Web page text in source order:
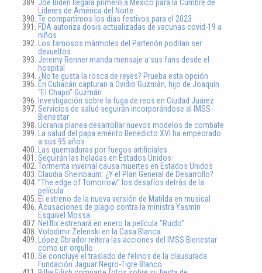
Joe Biden llegará primero a México para la Cumbre de
Líderes de América del Norte
Te compartimos los días festivos para el 2023
FDA autoriza dosis actualizadas de vacunas covid-19 a
niños
Los famosos mármoles del Partenón podrían ser
devueltos
Jeremy Renner manda mensaje a sus fans desde el
hospital
¿No te gusta la rosca de reyes? Prueba esta opción
En Culiacán capturan a Ovidio Guzmán, hijo de Joaquín
“El Chapo” Guzmán
Investigación sobre la fuga de reos en Ciudad Juárez
Servicios de salud seguirán incorporándose al IMSS-
Bienestar
Ucrania planea desarrollar nuevos modelos de combate
La salud del papa emérito Benedicto XVI ha empeorado
a sus 95 años
Las quemaduras por fuegos artificiales
Seguirán las heladas en Estados Unidos
Tormenta invernal causa muertes en Estados Unidos
Claudia Sheinbaum: ¿Y el Plan General de Desarrollo?
”The edge of Tomorrow” los desafíos detrás de la
película
El estreno de la nueva versión de Matilda en musical
Acusaciones de plagio contra la ministra Yasmín
Esquivel Mossa
Netflix estrenará en enero la película ”Ruido”
Volodimir Zelenski en la Casa Blanca
López Obrador reitera las acciones del IMSS Bienestar
como un orgullo
Se concluye el traslado de felinos de la clausurada
Fundación Jaguar Negro-Tigre Blanco